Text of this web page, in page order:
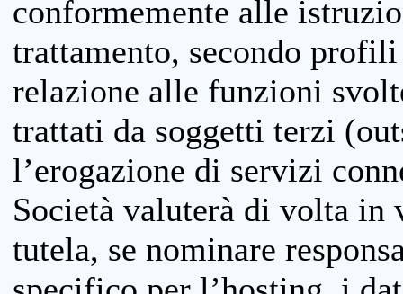
conformemente alle
trattamento, secondo
relazione alle funzioni
trattati da soggetti terzi
l’erogazione di servizi
Società valuterà di volta in
tutela, se nominare